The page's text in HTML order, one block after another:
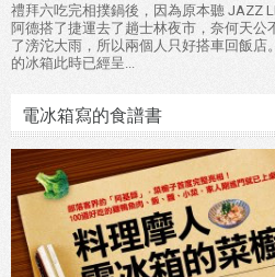
禮拜六吃完相撲鍋後，因為原本聽 JAZZ
阿德搭了捷運去了趟士林夜市，奈何天公
了滂沱大雨，所以兩個人只好搭車回飯店
的冰箱此時已經呈...
電冰箱寫的食譜書